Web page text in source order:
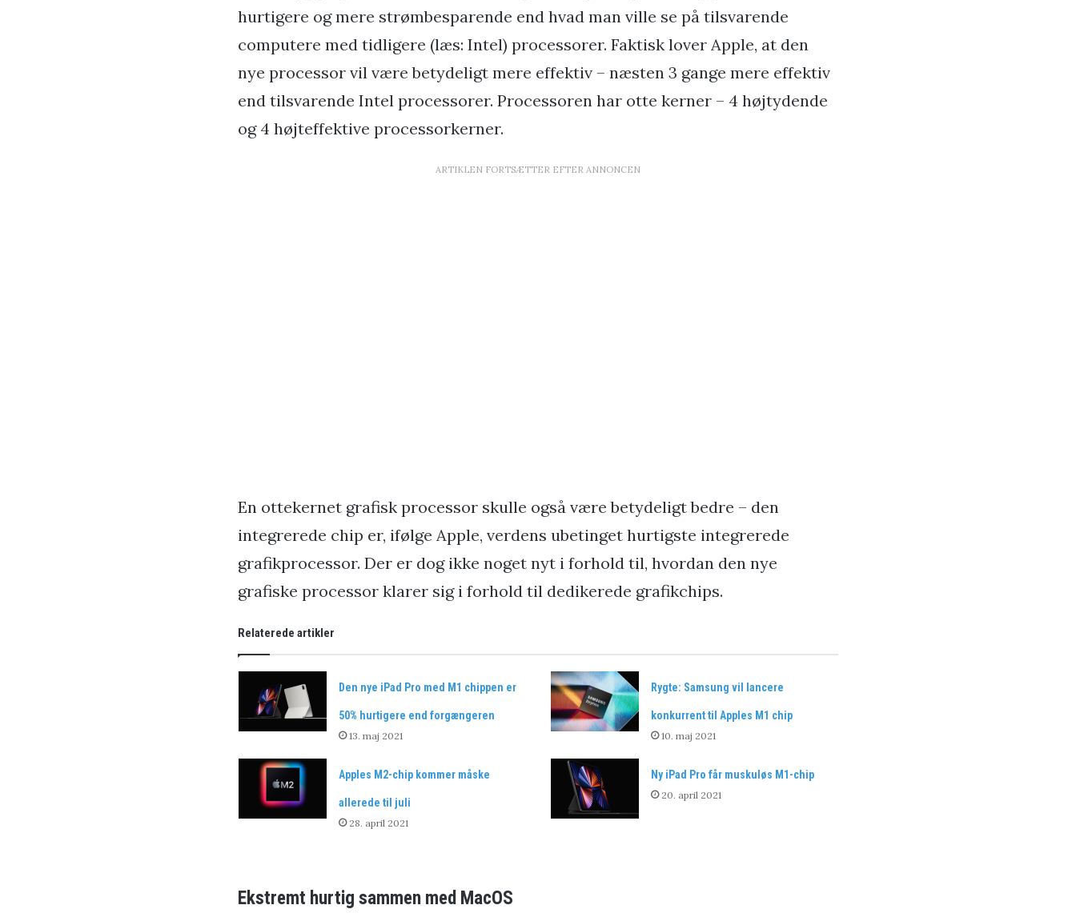
hurtigere og mere strømbesparende end hvad man ville se på tilsvarende
computere med tidligere (læs: Intel) processorer. Faktisk lover Apple, at den
nye processor vil være betydeligt mere effektiv – næsten 3 gange mere effektiv
end tilsvarende Intel processorer. Processoren har otte kerner – 4 højtydende
og 4 højteffektive processorkerner.
ARTIKLEN FORTSÆTTER EFTER ANNONCEN
En ottekernet grafisk processor skulle også være betydeligt bedre – den
integrerede chip er, ifølge Apple, verdens ubetinget hurtigste integrerede
grafikprocessor. Der er dog ikke noget nyt i forhold til, hvordan den nye
grafiske processor klarer sig i forhold til dedikerede grafikchips.
Relaterede artikler
Den nye iPad Pro med M1 chippen er
50% hurtigere end forgængeren
13. maj 2021
Rygte: Samsung vil lancere
konkurrent til Apples M1 chip
10. maj 2021
Apples M2-chip kommer måske
allerede til juli
28. april 2021
Ny iPad Pro får muskuløs M1-chip
20. april 2021
Ekstremt hurtig sammen med MacOS